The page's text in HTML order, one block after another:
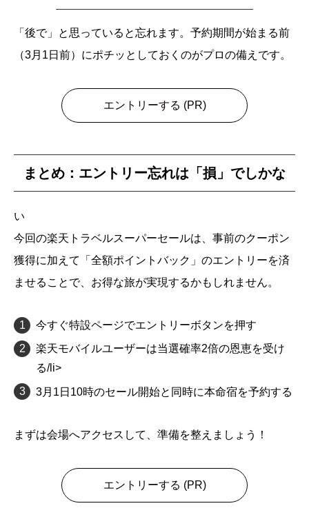
「後で」と思っていると忘れます。予約期間が始まる前
（3月1日前）にポチッとしておくのがプロの備えです。
エントリーする (PR)
まとめ：エントリー忘れは「損」でしかな
い
今回の楽天トラベルスーパーセールは、事前のクーポン
獲得に加えて「全額ポイントバック」のエントリーを済
ませることで、お得な旅が実現するかもしれません。
今すぐ特設ページでエントリーボタンを押す
楽天モバイルユーザーは当選確率2倍の恩恵を受け
る/li>
3月1日10時のセール開始と同時に本命宿を予約する
まずは会場へアクセスして、準備を整えましょう！
エントリーする (PR)